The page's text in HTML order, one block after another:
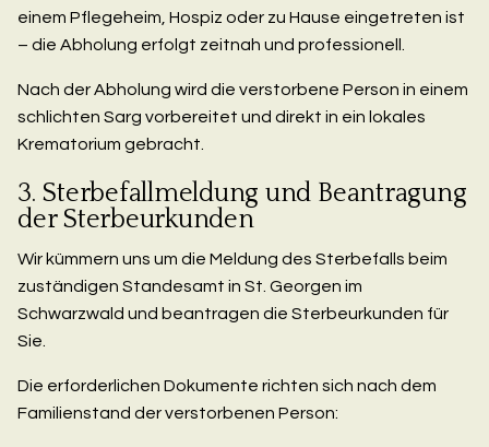
einem Pflegeheim, Hospiz oder zu Hause eingetreten ist
– die Abholung erfolgt zeitnah und professionell.
Nach der Abholung wird die verstorbene Person in einem
schlichten Sarg vorbereitet und direkt in ein lokales
Krematorium gebracht.
3. Sterbefallmeldung und Beantragung
der Sterbeurkunden
Wir kümmern uns um die Meldung des Sterbefalls beim
zuständigen Standesamt in St. Georgen im
Schwarzwald und beantragen die Sterbeurkunden für
Sie.
Die erforderlichen Dokumente richten sich nach dem
Familienstand der verstorbenen Person: